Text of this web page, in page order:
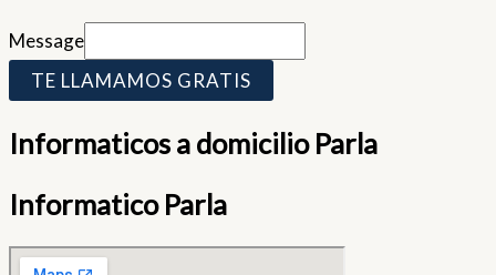
Message
TE LLAMAMOS GRATIS
Informaticos a domicilio Parla
Informatico Parla